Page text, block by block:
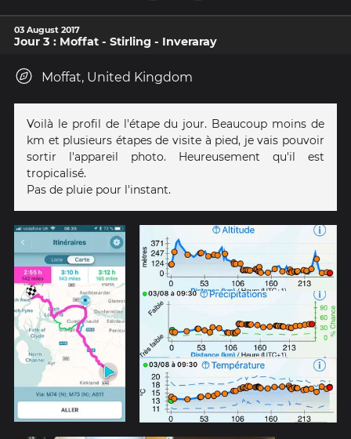
03 August 2017
Jour 3 : Moffat - Stirling - Inveraray
Moffat, United Kingdom
Voilà le profil de l'étape du jour. Beaucoup moins de
km et plusieurs étapes de visite à pied, je vais pouvoir
sortir l'appareil photo. Heureusement qu'il est
tropicalisé.
Pas de pluie pour l'instant.